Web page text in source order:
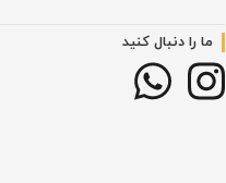
ما را دنبال کنید